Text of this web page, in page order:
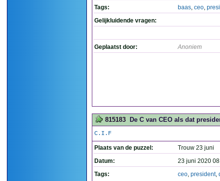
Tags:
baas, ceo,
Gelijkluidende vragen:
Geplaatst door: Anoniem
815183 De C van CEO als dat
C.I.F
Plaats van de puzzel:
Trouw 23 juni
Datum:
23 juni 2020
Tags:
ceo, president,